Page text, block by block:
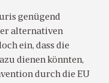
genügend
alternativen
ein, dass die
dienen könnten,
durch die EU